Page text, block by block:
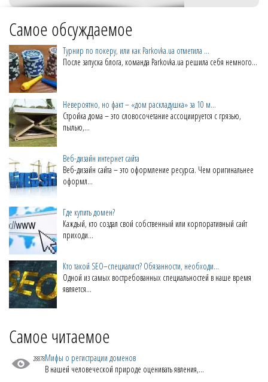
Самое обсуждаемое
Турнир по покеру, или как Parkovka.ua отметила ...
После запуска блога, команда Parkovka.ua решила себя немного...
Невероятно, но факт – «дом раскладушка» за 10 м...
Стройка дома – это словосочетание ассоциируется с грязью,
пылью,...
Веб-дизайн интернет сайта
Веб-дизайн сайта – это оформление ресурса. Чем оригинальнее
оформл...
Где купить домен?
Каждый, кто создал свой собственный или корпоративный сайт
приходи...
Кто такой SEO–специалист? Обязанности, необходи...
Одной из самых востребованных специальностей в наше время
является...
Самое читаемое
28878Мифы о регистрации доменов
В нашей человеческой природе оценивать явления,...